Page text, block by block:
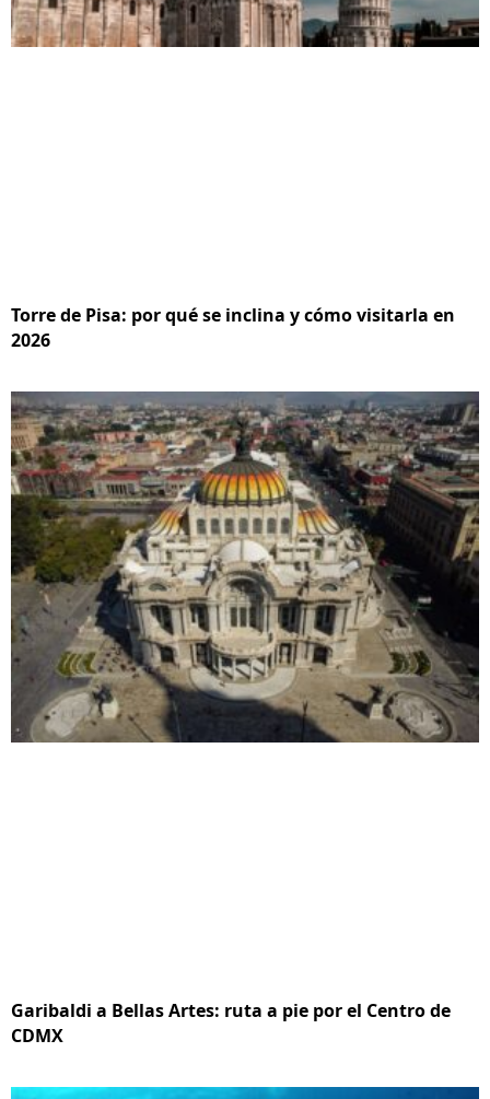
Torre de Pisa: por qué se inclina y cómo visitarla en
2026
Garibaldi a Bellas Artes: ruta a pie por el Centro de
CDMX